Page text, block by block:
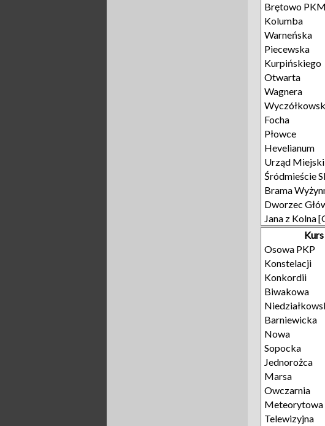
Brętowo PKM
Kolumba
Warneńska
Piecewska
Kurpińskiego
Otwarta
Wagnera
Focha
Płowce
Hevelianum
Urząd Miejski
Śródmieście
Brama
Dworzec
Jana z Kolna
Osowa PKP
Konstelacji
Konkordii
Biwakowa
Barniewicka
Nowa
Sopocka
Jednorożca
Marsa
Owczarnia
Meteorytowa
Telewizyjna